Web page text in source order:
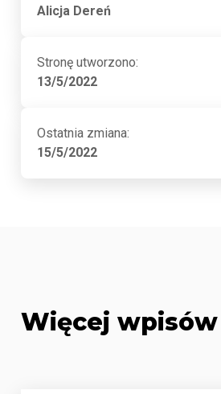
Alicja Dereń
Stronę utworzono:
13/5/2022
Ostatnia zmiana:
15/5/2022
Więcej wpisów